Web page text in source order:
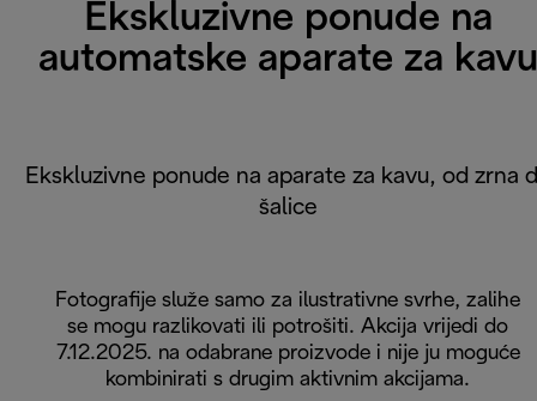
Ekskluzivne ponude na
automatske aparate za kavu
Ekskluzivne ponude na aparate za kavu, od zrna
šalice
Fotografije služe samo za ilustrativne svrhe, zalihe
se mogu razlikovati ili potrošiti. Akcija vrijedi do
7.12.2025. na odabrane proizvode i nije ju moguće
kombinirati s drugim aktivnim akcijama.